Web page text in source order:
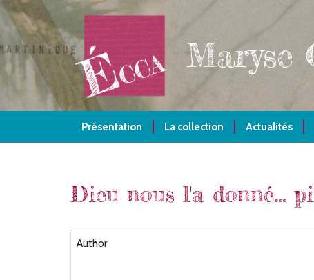
Aller
au
contenu
principal
Maryse
Présentation La collection Actualités
Dieu nous l'a donné...
Author